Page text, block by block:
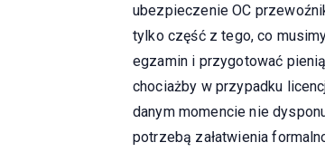
ubezpieczenie OC
tylko część z tego, co
egzamin i przygotować
chociażby w przypadku
danym momencie nie
potrzebą załatwienia